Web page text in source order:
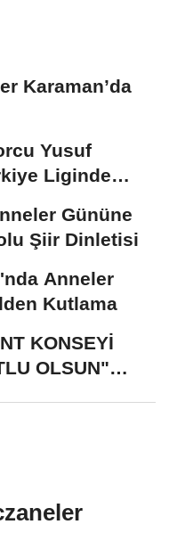
Karaman’da
Yusuf
Liginde
Gününe
Şiir Dinletisi
Anneler
Kutlama
KONSEYİ
OLSUN"